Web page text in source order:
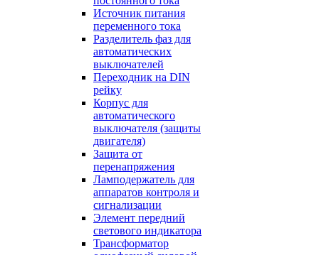
Источник питания
переменного тока
Разделитель фаз для
автоматических
выключателей
Переходник на DIN
рейку
Корпус для
автоматического
выключателя (защиты
двигателя)
Защита от
перенапряжения
Ламподержатель для
аппаратов контроля и
сигнализации
Элемент передний
светового индикатора
Трансформатор